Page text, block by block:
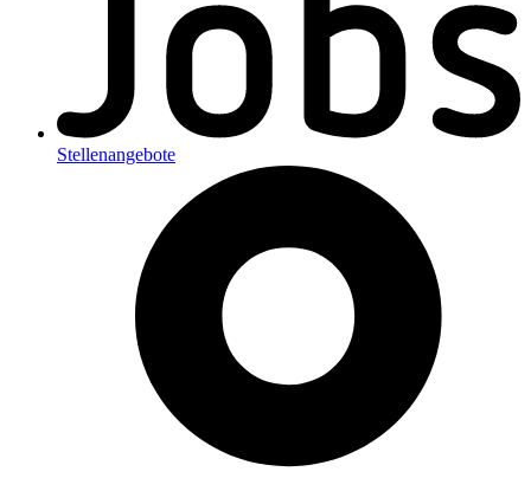
Stellenangebote